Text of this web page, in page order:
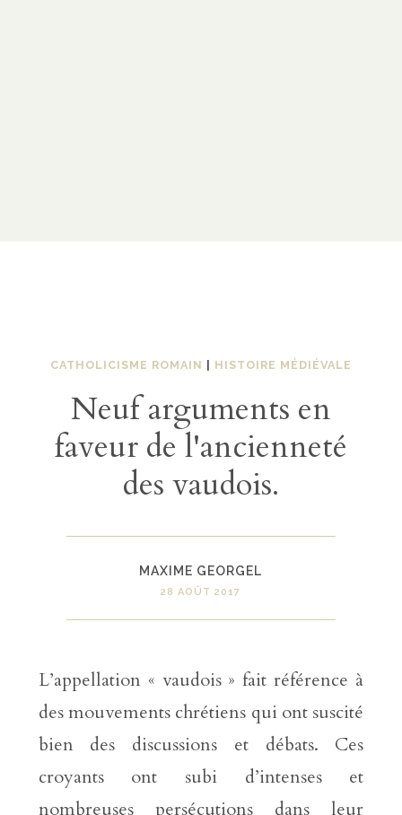
CATHOLICISME ROMAIN HISTOIRE MÉDIÉVALE
Neuf arguments en
faveur de l'ancienneté
des vaudois.
MAXIME GEORGEL
28 AOÛT 2017
L’appellation « vaudois » fait référence à
des mouvements chrétiens qui ont suscité
bien des discussions et débats. Ces
croyants ont subi d’intenses et
nombreuses persécutions dans leur